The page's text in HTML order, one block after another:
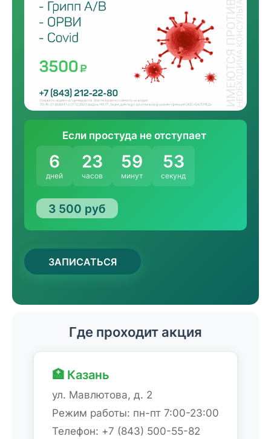
Если простуда не отступает
6
дней
23
часов
59
минут
53
секунд
3 500 руб
ЗАПИСАТЬСЯ
Где проходит акция
🏥 Казань
ул. Мавлютова, д. 2
Режим работы: пн-пт 7:00-23:00
Телефон: +7 (843) 500-55-82